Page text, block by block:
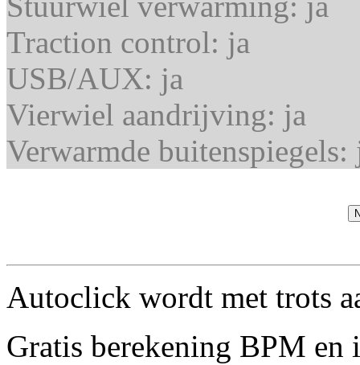
Traction control: ja
USB/AUX: ja
Vierwiel aandrijving: ja
Verwarmde buitenspiegels:
Autoclick wordt met trots
Gratis berekening BPM en